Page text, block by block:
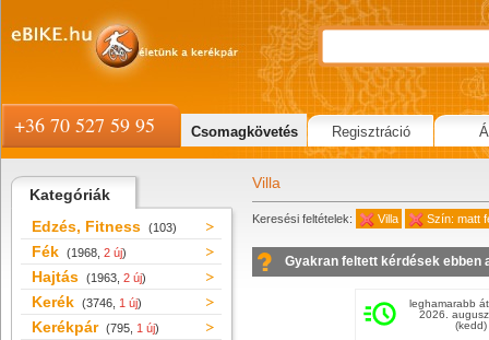
Kategóriák
Edzés, Fitness (103)
Fék (1968, 2 új)
Hajtás (1963, 2 új)
Kerék (3746, 1 új)
Kerékpár (795, 1 új)
Villa
Keresési feltételek: Villa Szín: matt
Gyakran feltett kérdések ebben
leghamarabb
2026.
(kedd)
+36 70 527 59 95 Csomagkövetés Regisztráció